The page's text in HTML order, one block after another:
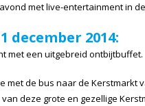
met live-entertainment in
december 2014:
met een uitgebreid
met de bus naar de Kerstmarkt
deze grote en gezellige